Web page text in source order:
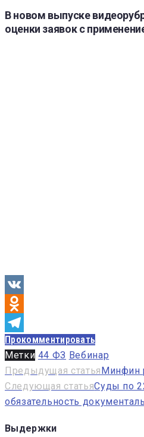
В новом выпуске
оценки заявок с
VK
Odnoklassniki
Telegram
Прокомментировать
Метки 44 ФЗ Вебинар
Навигация
по
записям
Предыдущая статьяМинфин
Следующая статьяСуды по
обязательность
Выдержки